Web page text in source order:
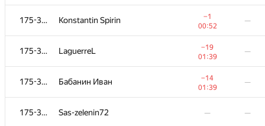
175-364 Konstantin Spirin
−1
00:52
—
175-364 LaguerreL
−19
01:39
—
175-364 Бабанин Иван
−14
01:39
—
175-364 Sas-zelenin72 — —
Дмитрий Курылев —
podzyuban —
gvaibhav21
−10
01:33
volodymyr_f